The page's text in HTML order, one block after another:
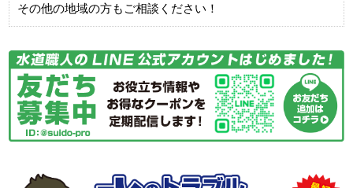
その他の地域の方もご相談ください！